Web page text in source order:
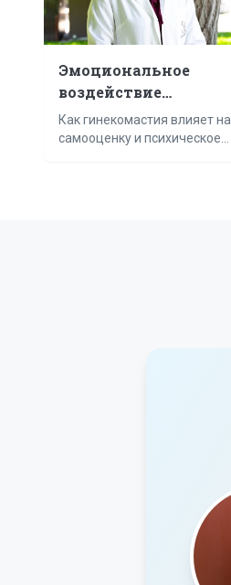
Эмоциональное
воздействие
гинекомастии
Как гинекомастия влияет на
самооценку и психическое